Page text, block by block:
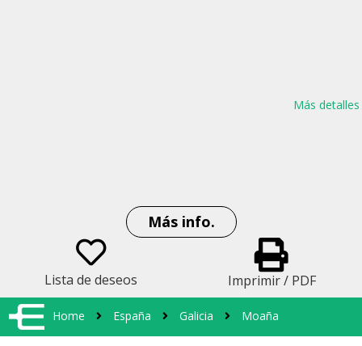
Más detalles
Más info.
Lista de deseos Imprimir / PDF
Home España Galicia Moaña